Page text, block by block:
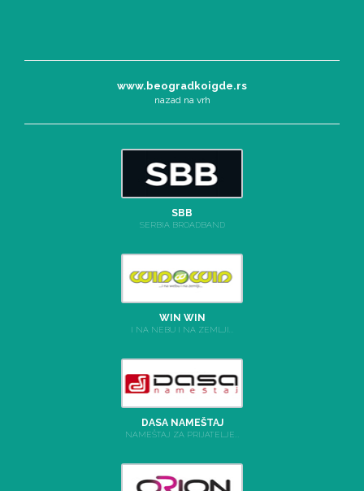
www.beogradkoigde.rs
nazad na vrh
SBB
SERBIA BROADBAND
WIN WIN
I NA NEBU I NA ZEMLJI...
DASA NAMEŠTAJ
NAMEŠTAJ ZA PRIJATELJE...